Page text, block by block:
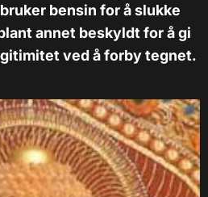
bensin for å slukke
annet beskyldt for å gi
ved å forby tegnet.